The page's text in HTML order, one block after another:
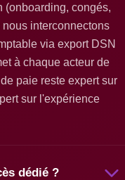
(onboarding, congés,
interconnectons
via export DSN
à chaque acteur de
paie reste expert sur
sur l'expérience
dédié ?